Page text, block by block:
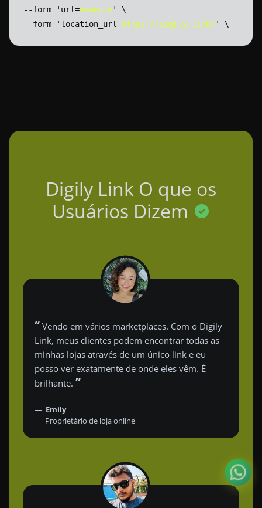
--form
'url=example'
\
--form
'location_url=https://digily.link/' \
Digily Link O que os
Usuários Dizem
“ Vendo em vários marketplaces. Com o Digily
Link, meus clientes podem encontrar todas as
minhas lojas através de um único link e eu
posso ver exatamente de onde eles vêm. É
brilhante. ”
Emily
Proprietário de loja online